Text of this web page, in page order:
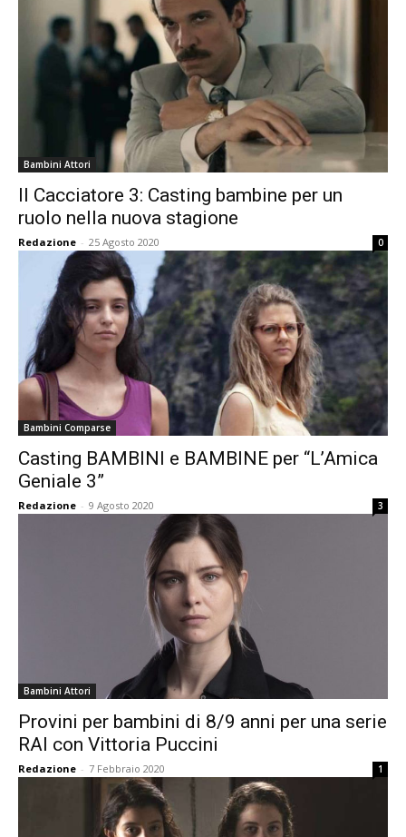
Bambini Attori
Il Cacciatore 3: Casting bambine per un
ruolo nella nuova stagione
Redazione - 25 Agosto 2020 0
Bambini Comparse
Casting BAMBINI e BAMBINE per “L’Amica
Geniale 3”
Redazione - 9 Agosto 2020 3
Bambini Attori
Provini per bambini di 8/9 anni per una serie
RAI con Vittoria Puccini
Redazione - 7 Febbraio 2020 1